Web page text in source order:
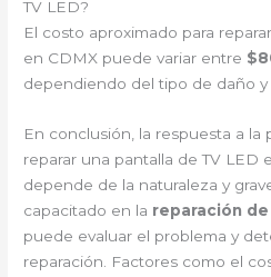
TV LED?
El costo aproximado para
en CDMX puede variar entre
dependiendo del tipo de daño y
En conclusión, la respuesta a
reparar una pantalla de TV LED
depende de la naturaleza y
capacitado en la reparación
puede evaluar el problema y
reparación. Factores como el